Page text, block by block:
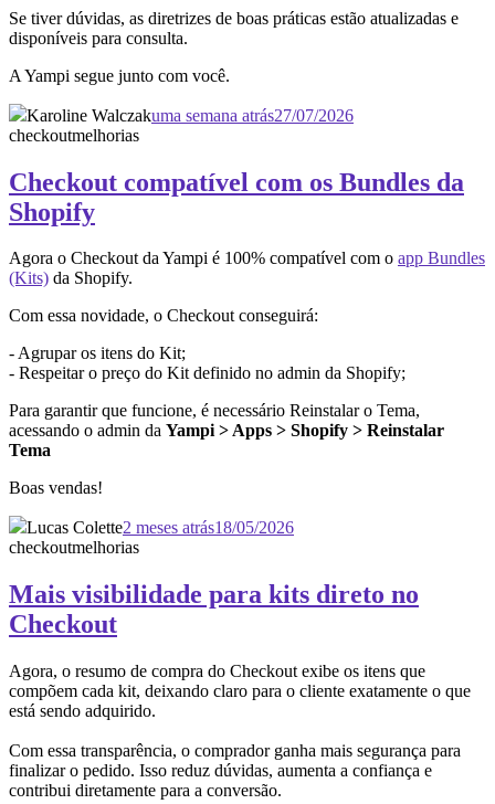
Se tiver dúvidas, as diretrizes de boas práticas estão atualizadas e
disponíveis para consulta.
A Yampi segue junto com você.
Karoline Walczakuma semana atrás27/07/2026
checkoutmelhorias
Checkout compatível com os Bundles da
Shopify
Agora o Checkout da Yampi é 100% compatível com o app Bundles
(Kits) da Shopify.
Com essa novidade, o Checkout conseguirá:
- Agrupar os itens do Kit;
- Respeitar o preço do Kit definido no admin da Shopify;
Para garantir que funcione, é necessário Reinstalar o Tema,
acessando o admin da Yampi > Apps > Shopify > Reinstalar
Tema
Boas vendas!
Lucas Colette2 meses atrás18/05/2026
checkoutmelhorias
Mais visibilidade para kits direto no
Checkout
Agora, o resumo de compra do Checkout exibe os itens que
compõem cada kit, deixando claro para o cliente exatamente o que
está sendo adquirido.
Com essa transparência, o comprador ganha mais segurança para
finalizar o pedido. Isso reduz dúvidas, aumenta a confiança e
contribui diretamente para a conversão.